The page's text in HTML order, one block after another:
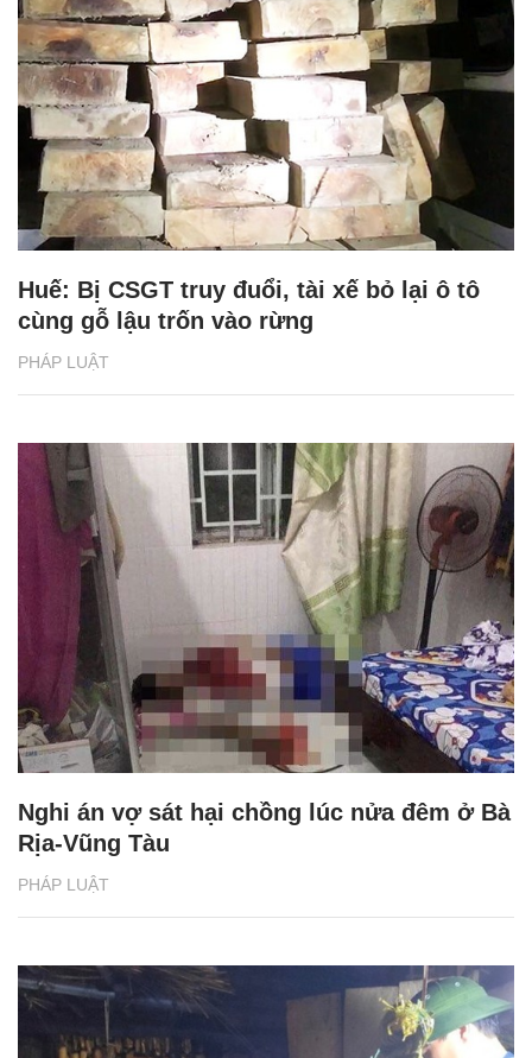
PHÁP LUẬT
Huế: Bị CSGT truy đuổi, tài xế bỏ lại ô tô
cùng gỗ lậu trốn vào rừng
PHÁP LUẬT
Nghi án vợ sát hại chồng lúc nửa đêm ở Bà
Rịa-Vũng Tàu